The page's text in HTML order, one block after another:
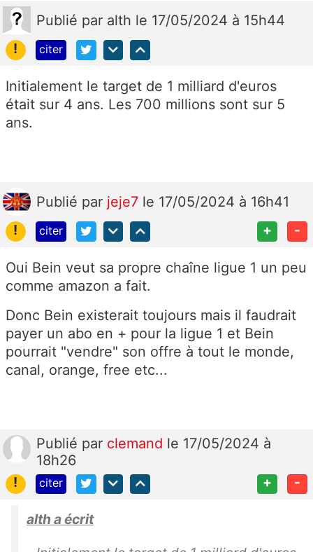
Publié par alth le 17/05/2024 à 15h44
!
citer
Initialement le target de 1 milliard d'euros
était sur 4 ans. Les 700 millions sont sur 5
ans.
Publié par jeje7 le 17/05/2024 à 16h41
!
citer + -
Oui Bein veut sa propre chaîne ligue 1 un peu
comme amazon a fait.
Donc Bein existerait toujours mais il faudrait
payer un abo en + pour la ligue 1 et Bein
pourrait "vendre" son offre à tout le monde,
canal, orange, free etc...
Publié par clemand le 17/05/2024 à
18h26
!
citer + -
alth a écrit